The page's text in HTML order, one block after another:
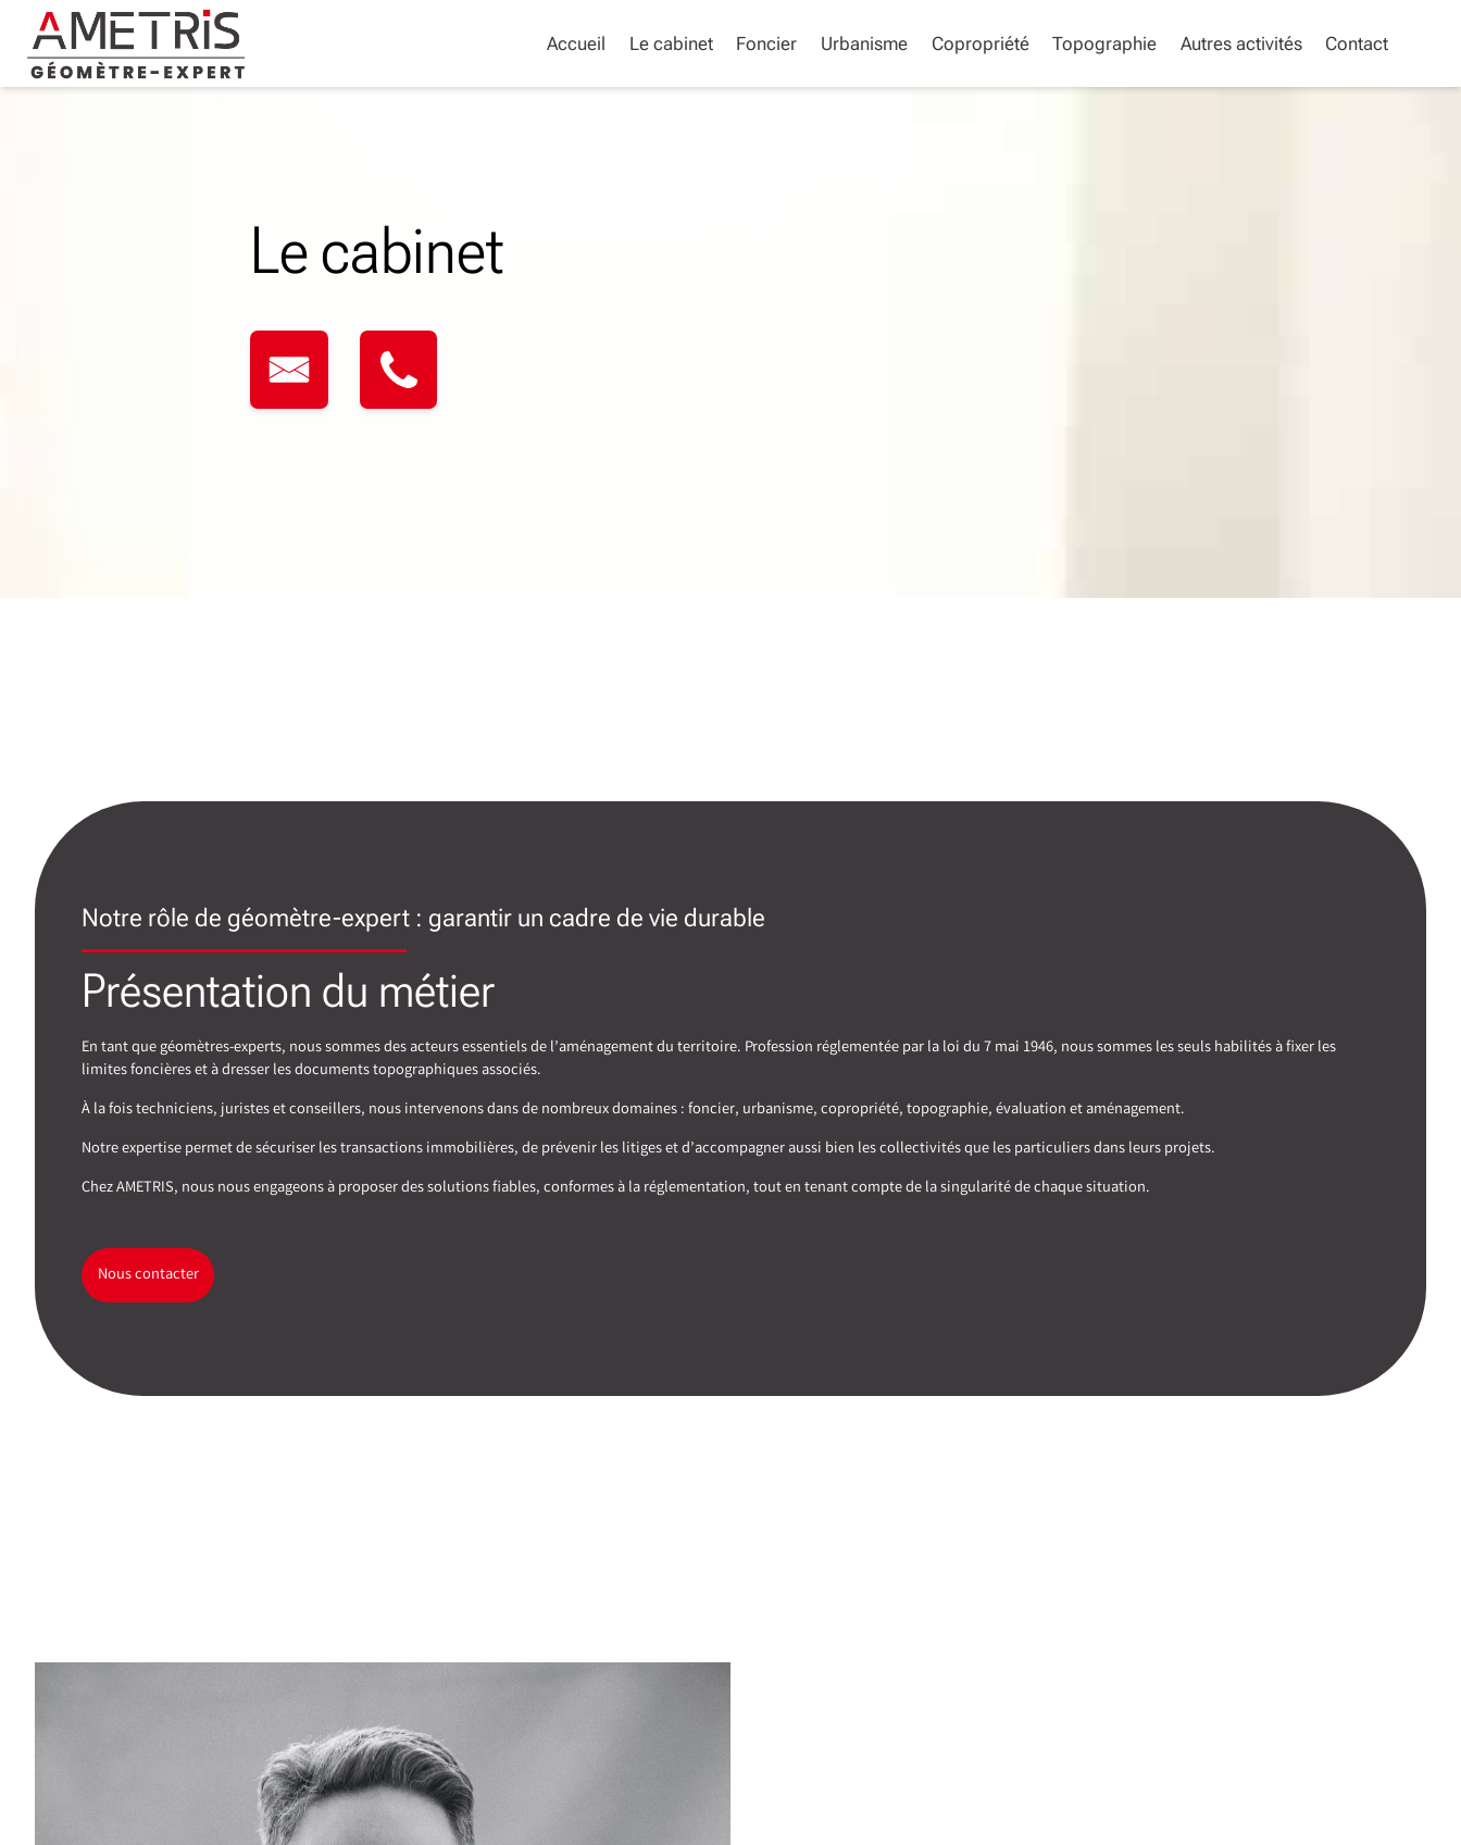
content
Accueil Le cabinet Foncier Urbanisme Copropriété Topographie Autres activités Contact
Le cabinet
Notre rôle de géomètre-expert : garantir un cadre de vie durable
Présentation du métier
En tant que géomètres-experts, nous sommes des acteurs essentiels de l’aménagement du territoire. Profession réglementée par la loi du 7 mai 1946, nous sommes les seuls habilités à fixer les
limites foncières et à dresser les documents topographiques associés.
À la fois techniciens, juristes et conseillers, nous intervenons dans de nombreux domaines : foncier, urbanisme, copropriété, topographie, évaluation et aménagement.
Notre expertise permet de sécuriser les transactions immobilières, de prévenir les litiges et d’accompagner aussi bien les collectivités que les particuliers dans leurs projets.
Chez AMETRIS, nous nous engageons à proposer des solutions fiables, conformes à la réglementation, tout en tenant compte de la singularité de chaque situation.
Nous contacter